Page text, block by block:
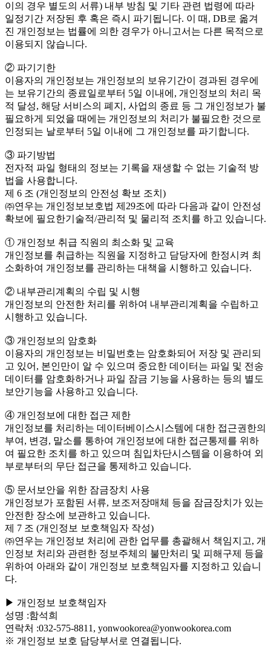
이의 경우 별도의 서류) 내부 방침 및 기타 관련 법령에 따라
일정기간 저장된 후 혹은 즉시 파기됩니다. 이 때, DB로 옮겨
진 개인정보는 법률에 의한 경우가 아니고서는 다른 목적으로
이용되지 않습니다.
② 파기기한
이용자의 개인정보는 개인정보의 보유기간이 경과된 경우에
는 보유기간의 종료일로부터 5일 이내에, 개인정보의 처리 목
적 달성, 해당 서비스의 폐지, 사업의 종료 등 그 개인정보가 불
필요하게 되었을 때에는 개인정보의 처리가 불필요한 것으로
인정되는 날로부터 5일 이내에 그 개인정보를 파기합니다.
③ 파기방법
전자적 파일 형태의 정보는 기록을 재생할 수 없는 기술적 방
법을 사용합니다.
제 6 조 (개인정보의 안전성 확보 조치)
㈜연우는 개인정보보호법 제29조에 따라 다음과 같이 안전성
확보에 필요한기술적/관리적 및 물리적 조치를 하고 있습니다.
① 개인정보 취급 직원의 최소화 및 교육
개인정보를 취급하는 직원을 지정하고 담당자에 한정시켜 최
소화하여 개인정보를 관리하는 대책을 시행하고 있습니다.
② 내부관리계획의 수립 및 시행
개인정보의 안전한 처리를 위하여 내부관리계획을 수립하고
시행하고 있습니다.
③ 개인정보의 암호화
이용자의 개인정보는 비밀번호는 암호화되어 저장 및 관리되
고 있어, 본인만이 알 수 있으며 중요한 데이터는 파일 및 전송
데이터를 암호화하거나 파일 잠금 기능을 사용하는 등의 별도
보안기능을 사용하고 있습니다.
④ 개인정보에 대한 접근 제한
개인정보를 처리하는 데이터베이스시스템에 대한 접근권한의
부여, 변경, 말소를 통하여 개인정보에 대한 접근통제를 위하
여 필요한 조치를 하고 있으며 침입차단시스템을 이용하여 외
부로부터의 무단 접근을 통제하고 있습니다.
⑤ 문서보안을 위한 잠금장치 사용
개인정보가 포함된 서류, 보조저장매체 등을 잠금장치가 있는
안전한 장소에 보관하고 있습니다.
제 7 조 (개인정보 보호책임자 작성)
㈜연우는 개인정보 처리에 관한 업무를 총괄해서 책임지고, 개
인정보 처리와 관련한 정보주체의 불만처리 및 피해구제 등을
위하여 아래와 같이 개인정보 보호책임자를 지정하고 있습니
다.
▶ 개인정보 보호책임자
성명 :함석희
연락처 :032-575-8811, yonwookorea@yonwookorea.com
※ 개인정보 보호 담당부서로 연결됩니다.